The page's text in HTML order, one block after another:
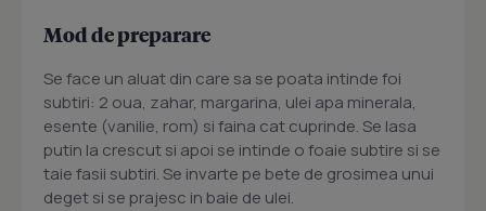
Mod de preparare
Se face un aluat din care sa se poata intinde foi
subtiri: 2 oua, zahar, margarina, ulei apa minerala,
esente (vanilie, rom) si faina cat cuprinde. Se lasa
putin la crescut si apoi se intinde o foaie subtire si se
taie fasii subtiri. Se invarte pe bete de grosimea unui
deget si se prajesc in baie de ulei.